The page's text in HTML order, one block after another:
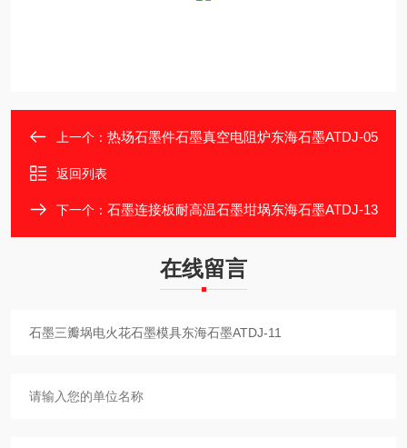
上一个： 热场石墨件石墨真空电阻炉东海石墨ATDJ-05
返回列表
下一个： 石墨连接板耐高温石墨坩埚东海石墨ATDJ-13
在线留言